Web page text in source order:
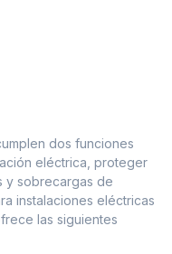
dos funciones
eléctrica, proteger
y sobrecargas de
instalaciones eléctricas
las siguientes